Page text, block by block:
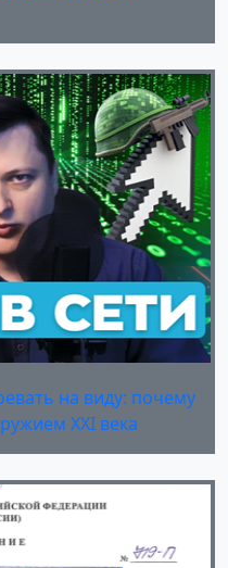
на виду: почему
XXI века